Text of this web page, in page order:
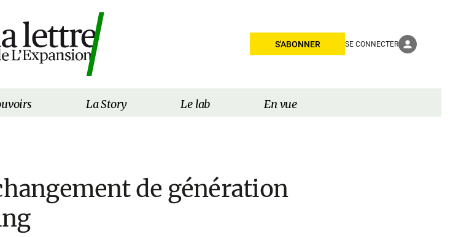
S'ABONNER SE CONNECTER
La Story Le lab En vue
de génération